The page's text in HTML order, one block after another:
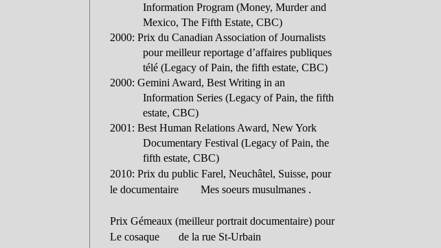
Information Program (Money, Murder and
Mexico, The Fifth Estate, CBC)
2000: Prix du Canadian Association of Journalists
pour meilleur reportage d’affaires publiques
télé (Legacy of Pain, the fifth estate, CBC)
2000: Gemini Award, Best Writing in an
Information Series (Legacy of Pain, the fifth
estate, CBC)
2001: Best Human Relations Award, New York
Documentary Festival (Legacy of Pain, the
fifth estate, CBC)
2010: Prix du public Farel, Neuchâtel, Suisse, pour
le documentaire
Mes soeurs musulmanes .
Prix Gémeaux (meilleur portrait documentaire) pour
Le cosaque
de la rue St-Urbain